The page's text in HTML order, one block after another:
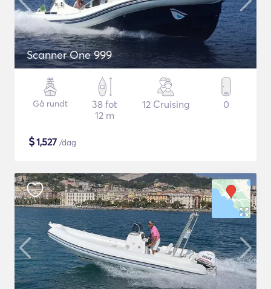
Scanner One 999
Gå rundt
38 fot
12 m
12 Cruising 0
$1,527 /dag